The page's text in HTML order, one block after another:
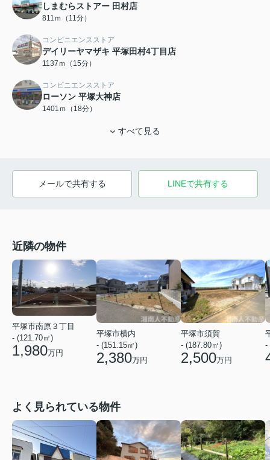
しまむらストアー 田村店
811ｍ（11分）
コンビニエンスストア
デイリーヤマザキ 平塚田村4丁目店
1137ｍ（15分）
コンビニエンスストア
ローソン 平塚大神店
1401ｍ（18分）
すべて見る
メールで共有する LINEで共有する
近隣の物件
平塚市南原３丁目
- (121.70㎡)
1,980万円
平塚市横内
- (151.15㎡)
2,380万円
平塚市須賀
- (187.80㎡)
2,500万円
-
よく見られている物件